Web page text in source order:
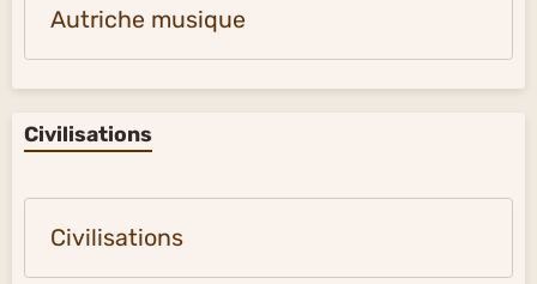
Autriche musique
Civilisations
Civilisations